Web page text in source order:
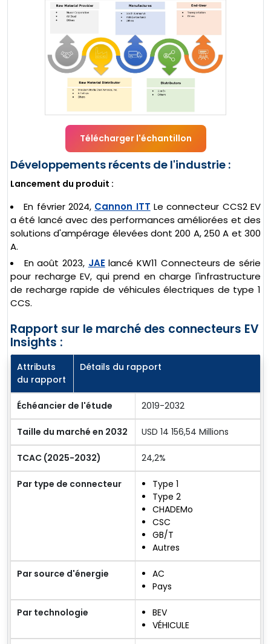
Télécharger l'échantillon
Développements récents de l'industrie :
Lancement du produit :
En février 2024, Cannon ITT Le connecteur CCS2 EV
a été lancé avec des performances améliorées et des
solutions d'ampérage élevées dont 200 A, 250 A et 300
A.
En août 2023, JAE lancé KW11 Connecteurs de série
pour recharge EV, qui prend en charge l'infrastructure
de recharge rapide de véhicules électriques de type 1
CCS.
Rapport sur le marché des connecteurs EV
Insights :
Attributs
du rapport
Détails du rapport
Échéancier de l'étude 2019-2032
Taille du marché en 2032 USD 14 156,54 Millions
TCAC (2025-2032) 24,2%
Par type de connecteur
Type 1
Type 2
CHADEMo
CSC
GB/T
Autres
Par source d'énergie
AC
Pays
Par technologie
BEV
VÉHICULE